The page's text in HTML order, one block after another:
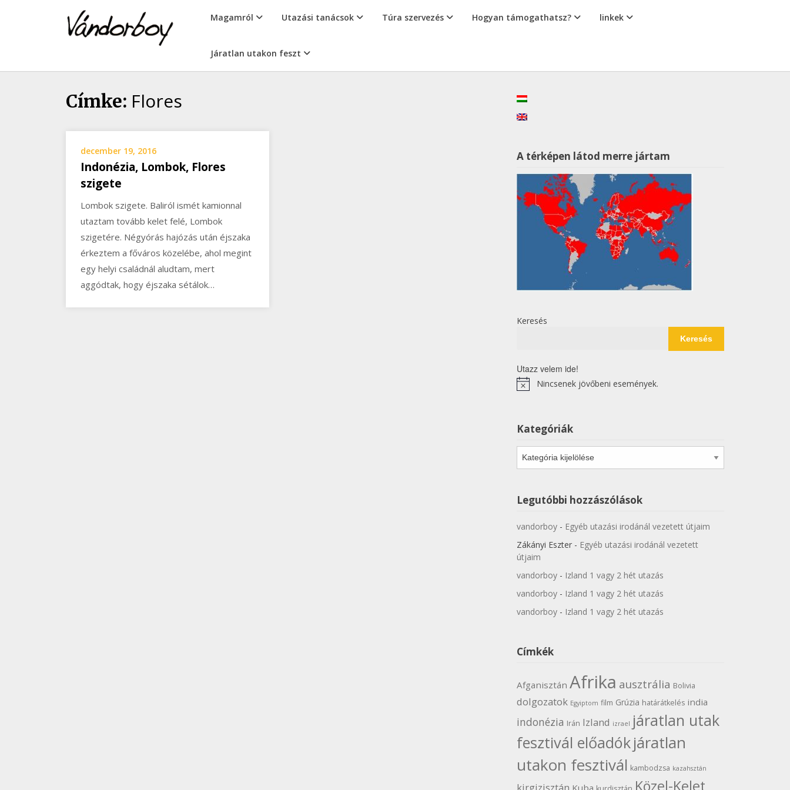
vandorboy
Magamról Utazási tanácsok Túra szervezés Hogyan támogathatsz? linkek
Járatlan utakon feszt
Címke: Flores
december 19, 2016
Indonézia, Lombok, Flores
szigete
Lombok szigete. Baliról ismét kamionnal
utaztam tovább kelet felé, Lombok
szigetére. Négyórás hajózás után éjszaka
érkeztem a főváros közelébe, ahol megint
egy helyi családnál aludtam, mert
aggódtak, hogy éjszaka sétálok…
A térképen látod merre jártam
Keresés
Keresés
Utazz velem ide!
NoticeNincsenek jövőbeni események.
Kategóriák
Kategóriák
Legutóbbi hozzászólások
vandorboy- Egyéb utazási irodánál vezetett útjaim
Zákányi Eszter- Egyéb utazási irodánál vezetett
útjaim
vandorboy- Izland 1 vagy 2 hét utazás
vandorboy- Izland 1 vagy 2 hét utazás
vandorboy- Izland 1 vagy 2 hét utazás
Címkék
Afganisztán Afrika ausztrália Bolivia
dolgozatok Egyiptom film Grúzia határátkelés india
indonézia Irán Izland izrael járatlan utak
fesztivál előadókjáratlan
utakon fesztivál kambodzsa kazahsztán
kirgizisztán Kuba Közel-Kelet